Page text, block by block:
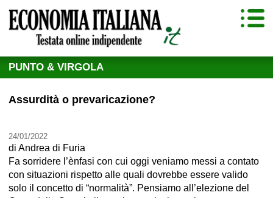
PUNTO & VIRGOLA
Assurdità o prevaricazione?
24/01/2022
di Andrea di Furia
Fa sorridere l’ènfasi con cui oggi veniamo messi a contato
con situazioni rispetto alle quali dovrebbe essere valido
solo il concetto di “normalità”. Pensiamo all’elezione del